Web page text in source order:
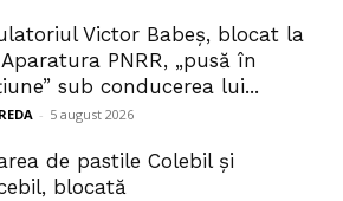
Victor Babeș, blocat la
PNRR, „pusă în
sub conducerea lui...
- 5 august 2026
de pastile Colebil și
blocată